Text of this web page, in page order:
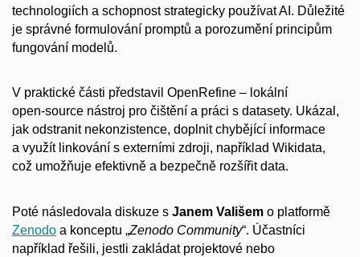
technologiích a schopnost strategicky používat AI. Důležité
je správné formulování promptů a porozumění principům
fungování modelů.
V praktické části představil OpenRefine – lokální
open‑source nástroj pro čištění a práci s datasety. Ukázal,
jak odstranit nekonzistence, doplnit chybějící informace
a využít linkování s externími zdroji, například Wikidata,
což umožňuje efektivně a bezpečně rozšířit data.
Poté následovala diskuze s Janem Vališem o platformě
Zenodo a konceptu „Zenodo Community“. Účastníci
například řešili, jestli zakládat projektové nebo